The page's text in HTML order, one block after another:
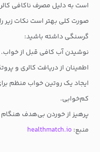
است به دلیل مصرف ناکافی
صورت کلی بهتر است نکات زیر
گرسنگی داشته باشید:
نوشیدن آب کافی قبل از خواب.
اطمینان از دریافت کالری و
ایجاد یک روتین خواب منظم
کم‌خوابی.
پرهیز از خوردن بی‌هدف هنگام
منبع: healthmatch.io